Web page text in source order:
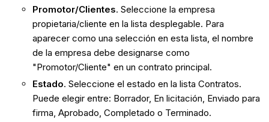
Promotor/Clientes. Seleccione la empresa
propietaria/cliente en la lista desplegable. Para
aparecer como una selección en esta lista, el nombre
de la empresa debe designarse como
"Promotor/Cliente" en un contrato principal.
Estado. Seleccione el estado en la lista Contratos.
Puede elegir entre: Borrador, En licitación, Enviado para
firma, Aprobado, Completado o Terminado.